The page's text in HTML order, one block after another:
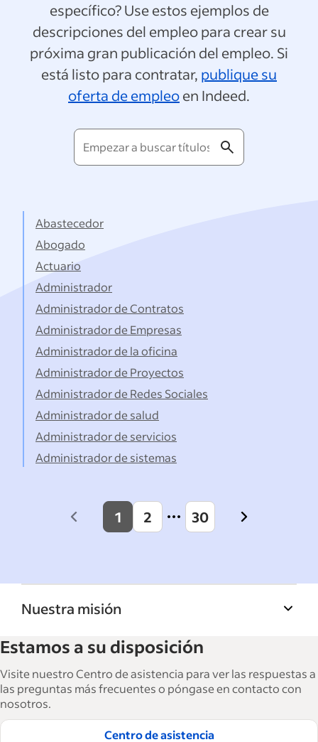
específico? Use estos ejemplos de
descripciones del empleo para crear su
próxima gran publicación del empleo. Si
está listo para contratar, publique su
oferta de empleoen Indeed.
Empezar
a
Abastecedor
Abogado
Actuario
Administrador
Administrador de Contratos
Administrador de Empresas
Administrador de la oficina
Administrador de Proyectos
Administrador de Redes Sociales
Administrador de salud
Administrador de servicios
Administrador de sistemas
Previous
1 2 30
Next
Nuestra misión
Indeed ayuda a las empresas a hacer crecer y
gestionar su fuerza laboral. Con más de
15,000 artículos en 6 idiomas, ofrecemos
consejos tácticos, procedimientos y mejores
prácticas para ayudar a las empresas a
Estamos a su disposición
Visite nuestro Centro de asistencia para ver las respuestas a
las preguntas más frecuentes o póngase en contacto con
nosotros.
Centro de asistencia